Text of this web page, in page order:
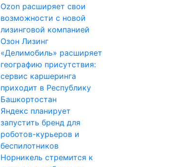
Ozon расширяет свои
возможности с новой
лизинговой компанией
Озон Лизинг
«Делимобиль» расширяет
географию присутствия:
сервис каршеринга
приходит в Республику
Башкортостан
Яндекс планирует
запустить бренд для
роботов-курьеров и
беспилотников
Норникель стремится к